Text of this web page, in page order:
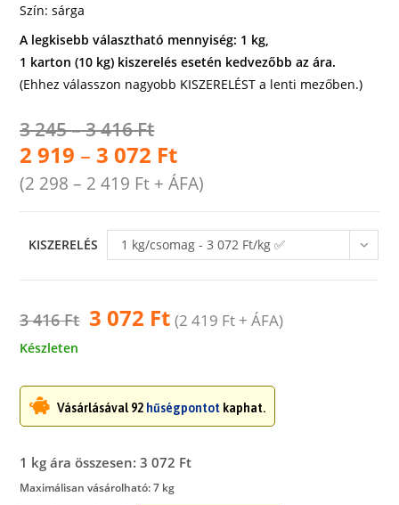
Szín: sárga
A legkisebb választható mennyiség: 1 kg,
1 karton (10 kg) kiszerelés esetén kedvezőbb az ára.
(Ehhez válasszon nagyobb KISZERELÉST a lenti mezőben.)
3 245–3 416Ft
2 919 – 3 072 Ft
(2 298– 2 419 Ft + ÁFA)
KISZERELÉS
1 kg/csomag - 3 072 Ft/kg ✅
3 416Ft 3 072 Ft (2 419 Ft + ÁFA)
Készleten
Vásárlásával 92 hűségpontot kaphat.
1 kg ára összesen: 3 072 Ft
Maximálisan vásárolható: 7 kg